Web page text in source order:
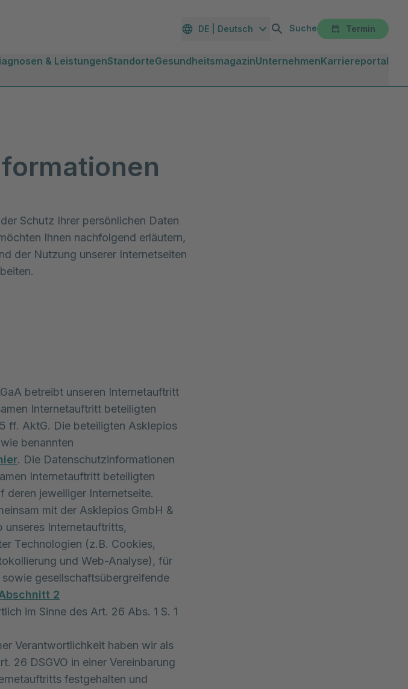
DE | Deutsch Suche Termin
& LeistungenStandorteGesundheitsmagazinUnternehmenKarriereportal
Schutz Ihrer persönlichen Daten
Ihnen nachfolgend erläutern,
der Nutzung unserer Internetseiten
betreibt unseren Internetauftritt
Internetauftritt beteiligten
ff. AktG. Die beteiligten Asklepios
benannten
. Die Datenschutzinformationen
Internetauftritt beteiligten
deren jeweiliger Internetseite.
mit der Asklepios GmbH &
unseres Internetauftritts,
Technologien (z.B. Cookies,
und Web-Analyse), für
gesellschaftsübergreifende
2
im Sinne des Art. 26 Abs. 1 S. 1
Verantwortlichkeit haben wir als
26 DSGVO in einer Vereinbarung
festgehalten und